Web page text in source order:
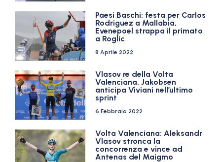
Paesi Baschi: festa per Carlos
Rodriguez a Mallabia,
Evenepoel strappa il primato
a Roglic
8 Aprile 2022
Vlasov re della Volta
Valenciana. Jakobsen
anticipa Viviani nell’ultimo
sprint
6 Febbraio 2022
Volta Valenciana: Aleksandr
Vlasov stronca la
concorrenza e vince ad
Antenas del Maigmo